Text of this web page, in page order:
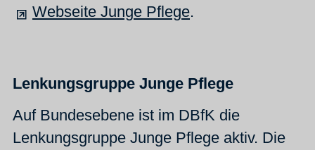
Webseite Junge Pflege.
Lenkungsgruppe Junge Pflege
Auf Bundesebene ist im DBfK die
Lenkungsgruppe Junge Pflege aktiv. Die